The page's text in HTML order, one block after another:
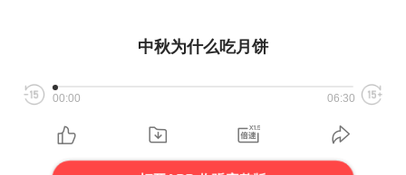
中秋为什么吃月饼
00:00 06:30